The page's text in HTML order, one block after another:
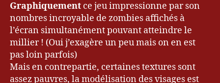
Graphiquement ce jeu impressionne par son
nombres incroyable de zombies affichés à
l’écran simultanément pouvant atteindre le
millier ! (Oui j’exagère un peu mais on en est
pas loin parfois)
Mais en contrepartie, certaines textures sont
assez pauvres, la modélisation des visages est